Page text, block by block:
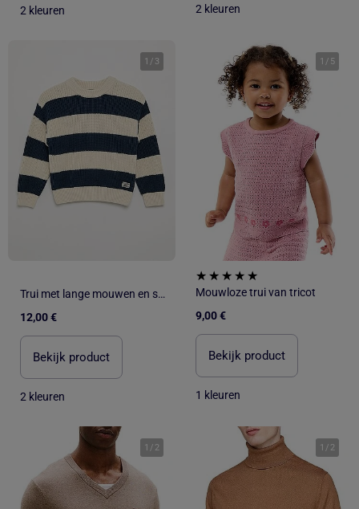
2 kleuren 2 kleuren
1 / 3
Trui met lange mouwen en strepen
12,00 €
Bekijk product
2 kleuren
1 / 5
Mouwloze trui van tricot
9,00 €
Bekijk product
1 kleuren
1 / 2 1 / 2